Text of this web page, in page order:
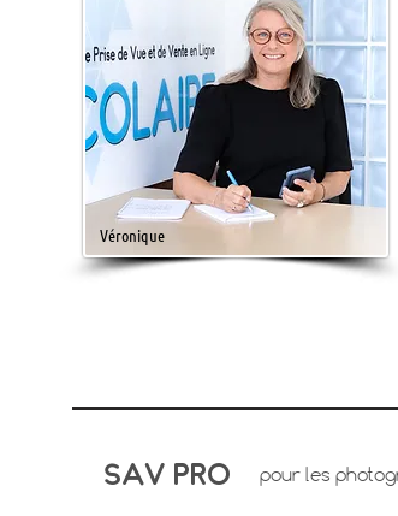
Véronique
SAV PRO pour les